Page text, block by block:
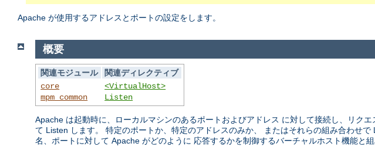
Apache が使用するアドレスとポートの設定をします。
概要
関連モジュール
関連ディレクティブ
core
mpm_common
<VirtualHost>
Listen
Apache は起動時に、ローカルマシンのあるポートおよびアドレス に対して接続し、リク
て Listen します。 特定のポートか、特定のアドレスのみか、 またはそれらの組み合わせ
名、ポートに対して Apache がどのように 応答するかを制御するバーチャルホスト機能と組